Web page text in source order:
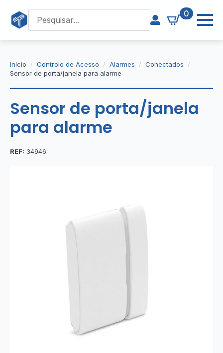
0
Início Controlo de Acesso Alarmes
Conectados
Sensor de porta/janela para alarme
Sensor de porta/janela
para alarme
REF: 34946